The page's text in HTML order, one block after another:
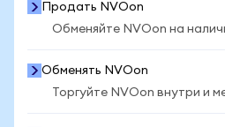
Продать NVOon
Обменяйте NVOon на
Обменять NVOon
Торгуйте NVOon внутри и